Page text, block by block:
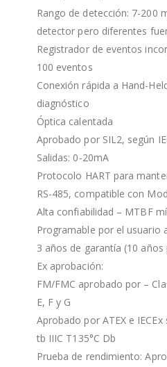
Rango de detección: 7-200
detector pero diferentes
Registrador de eventos
100 eventos
Conexión rápida a Hand-
diagnóstico
Óptica calentada
Aprobado por SIL2, según
Salidas: 0-20mA
Protocolo HART para
RS-485, compatible con
Alta confiabilidad – MTBF
Programable por el usuario
3 años de garantía (10
Ex aprobación:
FM/FMC aprobado por –
E, F y G
Aprobado por ATEX e
tb IIIC T135°C Db
Prueba de rendimiento: